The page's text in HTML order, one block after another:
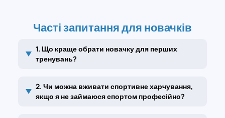
Часті запитання для новачків
1. Що краще обрати новачку для перших
тренувань?
2. Чи можна вживати спортивне харчування,
якщо я не займаюся спортом професійно?